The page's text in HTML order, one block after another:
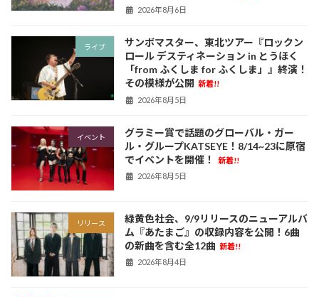
2026年8月6日
ライブ
サンボマスター、東北ツアー『ロックン
ロール デスティネーション in とうほく
「from ふくしま for ふくしま」』終演！
その模様が公開 新着!!
2026年8月5日
イベント
グラミー賞で話題のグローバル・ガー
ル・グループKATSEYE！8/14~23に原宿
でイベントを開催！
新着!!
2026年8月5日
リリース
緑黄色社会、9/9リリースのニューアルバ
ム『あたまご』の収録内容を公開！6曲
の新曲を含む全12曲 新着!!
2026年8月4日